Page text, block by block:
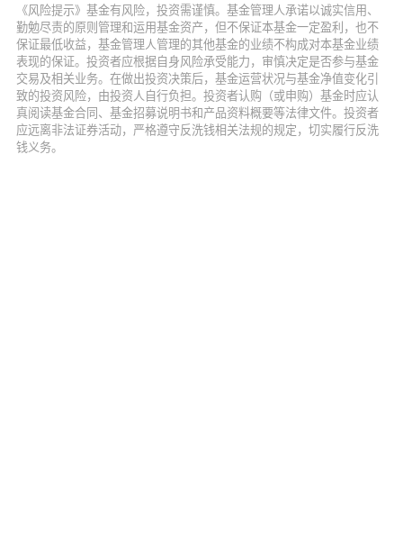
《风险提示》基金有风险，投资需谨慎。基金管理人承诺以诚实信用、
勤勉尽责的原则管理和运用基金资产，但不保证本基金一定盈利，也不
保证最低收益，基金管理人管理的其他基金的业绩不构成对本基金业绩
表现的保证。投资者应根据自身风险承受能力，审慎决定是否参与基金
交易及相关业务。在做出投资决策后，基金运营状况与基金净值变化引
致的投资风险，由投资人自行负担。投资者认购（或申购）基金时应认
真阅读基金合同、基金招募说明书和产品资料概要等法律文件。投资者
应远离非法证券活动，严格遵守反洗钱相关法规的规定，切实履行反洗
钱义务。